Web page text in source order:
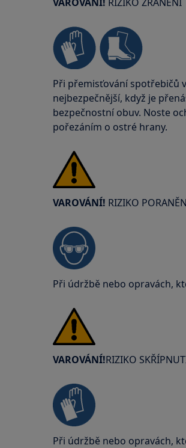
Při přemisťování spotřebičů
nejbezpečnější, když je
bezpečnostní obuv. Noste
pořezáním o ostré hrany.
VAROVÁNÍ! RIZIKO
Při údržbě nebo opravách,
VAROVÁNÍ!RIZIKO
Při údržbě nebo opravách,